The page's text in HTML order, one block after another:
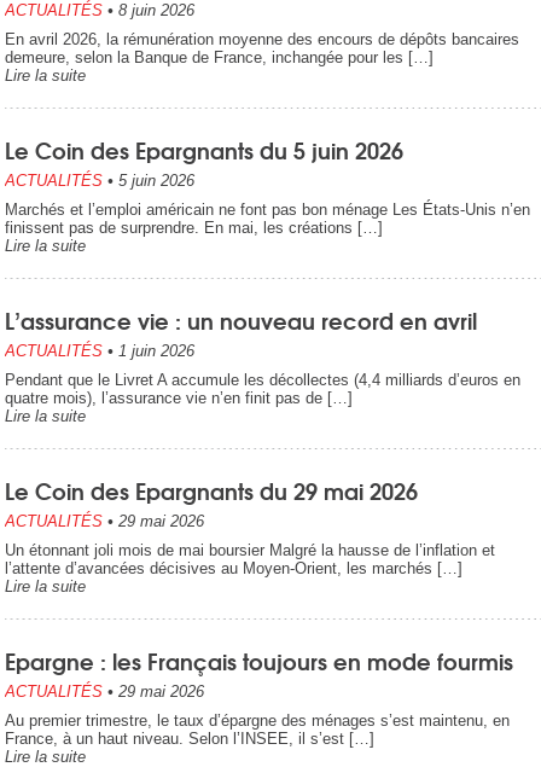
ACTUALITÉS • 8 juin 2026
En avril 2026, la rémunération moyenne des encours de dépôts bancaires
demeure, selon la Banque de France, inchangée pour les […]
Lire la suite
Le Coin des Epargnants du 5 juin 2026
ACTUALITÉS • 5 juin 2026
Marchés et l’emploi américain ne font pas bon ménage Les États-Unis n’en
finissent pas de surprendre. En mai, les créations […]
Lire la suite
L’assurance vie : un nouveau record en avril
ACTUALITÉS • 1 juin 2026
Pendant que le Livret A accumule les décollectes (4,4 milliards d’euros en
quatre mois), l’assurance vie n’en finit pas de […]
Lire la suite
Le Coin des Epargnants du 29 mai 2026
ACTUALITÉS • 29 mai 2026
Un étonnant joli mois de mai boursier Malgré la hausse de l’inflation et
l’attente d’avancées décisives au Moyen-Orient, les marchés […]
Lire la suite
Epargne : les Français toujours en mode fourmis
ACTUALITÉS • 29 mai 2026
Au premier trimestre, le taux d’épargne des ménages s’est maintenu, en
France, à un haut niveau. Selon l’INSEE, il s’est […]
Lire la suite